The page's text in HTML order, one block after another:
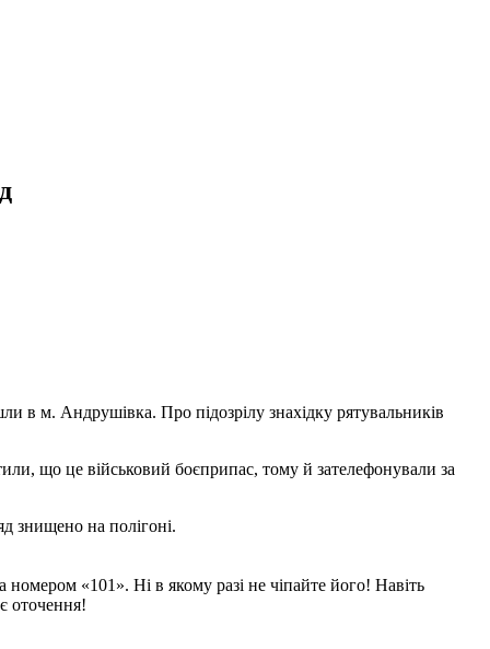
в м. Андрушівка. Про підозрілу знахідку рятувальників
що це військовий боєприпас, тому й зателефонували за
знищено на полігоні.
«101». Ні в якому разі не чіпайте його! Навіть
оточення!